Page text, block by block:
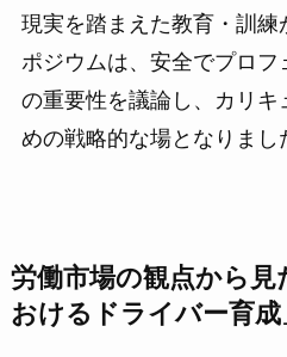
現実を踏まえた教育・訓練
ポジウムは、安全でプロ
の重要性を議論し、カリキ
めの戦略的な場となりまし
労働市場の観点から
おけるドライバー育成